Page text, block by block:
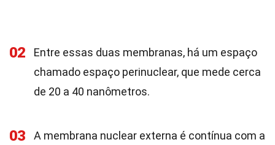
02
Entre essas duas membranas, há um espaço
chamado espaço perinuclear, que mede cerca
de 20 a 40 nanômetros.
03
A membrana nuclear externa é contínua com a